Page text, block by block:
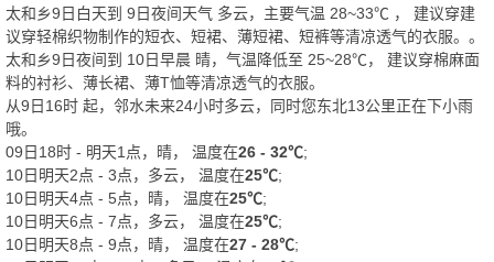
太和乡9日白天到 9日夜间天气 多云，主要气温 28~33℃ ， 建议穿建
议穿轻棉织物制作的短衣、短裙、薄短裙、短裤等清凉透气的衣服。 。
太和乡9日夜间到 10日早晨 晴，气温降低至 25~28℃， 建议穿棉麻面
料的衬衫、薄长裙、薄T恤等清凉透气的衣服。
从9日16时 起，邻水未来24小时多云，同时您东北13公里正在下小雨
哦。
09日18时 - 明天1点，晴， 温度在26 - 32℃;
10日明天2点 - 3点，多云， 温度在25℃;
10日明天4点 - 5点，晴， 温度在25℃;
10日明天6点 - 7点，多云， 温度在25℃;
10日明天8点 - 9点，晴， 温度在27 - 28℃;